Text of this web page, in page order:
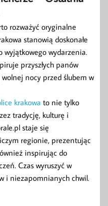
rozważyć oryginalne
stanowią doskonałe
wydarzenia.
przyszłych panów
nocy przed ślubem w
krakowa to nie tylko
tradycję, kulturę i
staje się
regionie, prezentując
inspirując do
Czas wyruszyć w
i niezapomnianych chwil.